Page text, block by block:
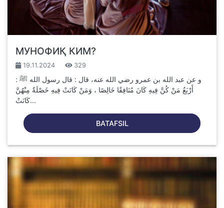
МУНОФИҚ КИМ?
19.11.2024 329
و عن عبد الله بن عمرو رضي الله عنه، قال : قال رسول الله ﷺ :
أَرْبَعٌ مَنْ كُنَّ فِيهِ كَانَ مُنَافِقًا خَالِصًا ، وَمَنْ كَانَتْ فِيهِ خَصْلَةٌ مِنْهُنَّ
كَانَتْ...
BATAFSIL